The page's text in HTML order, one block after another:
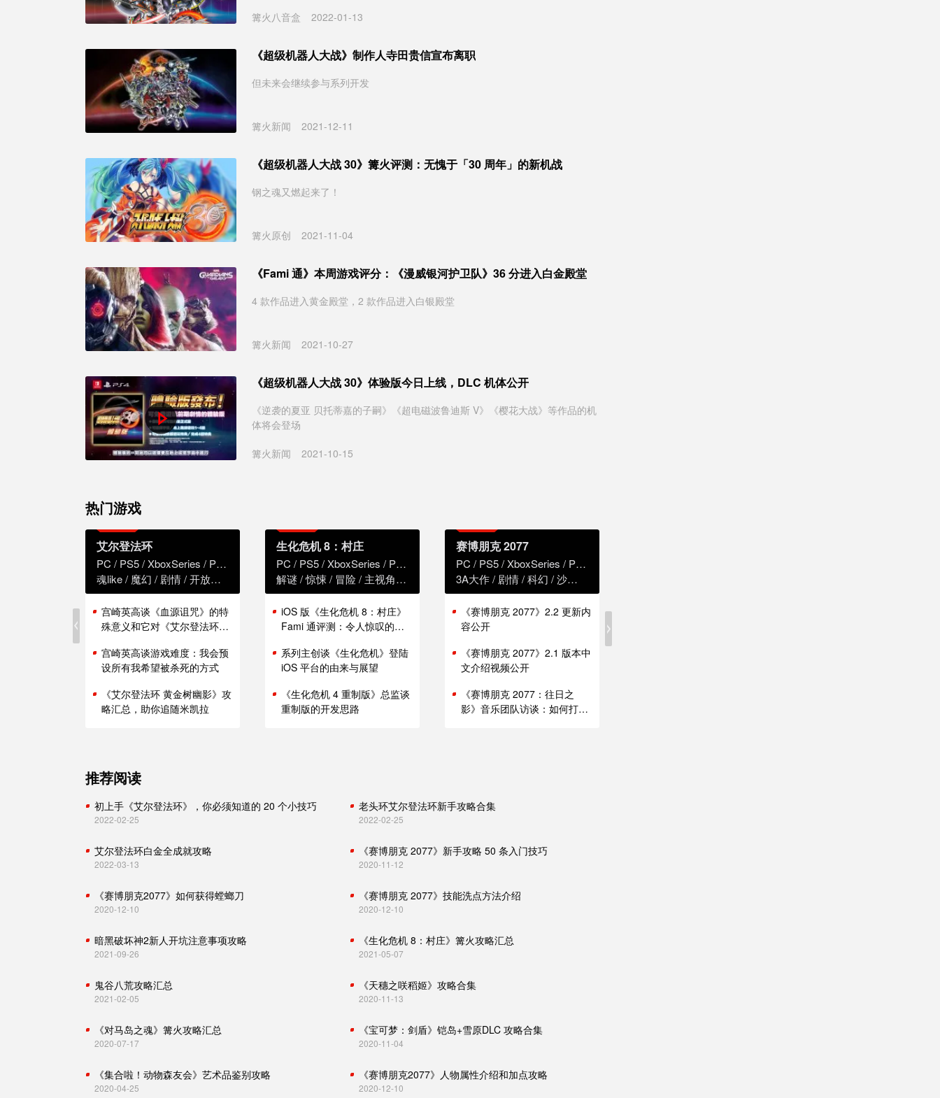
篝火八音盒 2022-01-13
《超级机器人大战》制作人寺田贵信宣布离职
但未来会继续参与系列开发
篝火新闻 2021-12-11
《超级机器人大战 30》篝火评测：无愧于「30 周年」的新机战
钢之魂又燃起来了！
篝火原创 2021-11-04
《Fami 通》本周游戏评分：《漫威银河护卫队》36 分进入白金殿堂
4 款作品进入黄金殿堂，2 款作品进入白银殿堂
篝火新闻 2021-10-27
《超级机器人大战 30》体验版今日上线，DLC 机体公开
《逆袭的夏亚 贝托蒂嘉的子嗣》《超电磁波鲁迪斯 V》《樱花大战》等作品的机
体将会登场
篝火新闻 2021-10-15
热门游戏
艾尔登法环
PC PS5 XboxSeries PS4
XboxOne
魂like
魔幻 剧情 开放世界
宫崎英高谈《血源诅咒》的特
殊意义和它对《艾尔登法环》
宫崎英高谈游戏难度：我会预
设所有我希望被杀死的方式
《艾尔登法环 黄金树幽影》攻
略汇总，助你追随米凯拉
生化危机 8：村庄
PC PS5 XboxSeries PS4
XboxOne
解谜 惊悚 冒险 主视角 恐怖
iOS 版《生化危机 8：村庄》
Fami 通评测：令人惊叹的性
系列主创谈《生化危机》登陆
iOS 平台的由来与展望
《生化危机 4 重制版》总监谈
重制版的开发思路
赛博朋克 2077
PC PS5 XboxSeries PS4
3A大作
剧情 科幻 沙盒
《赛博朋克 2077》2.2 更新内
容公开
《赛博朋克 2077》2.1 版本中
文介绍视频公开
《赛博朋克 2077：往日之
影》音乐团队访谈：如何打造
推荐阅读
初上手《艾尔登法环》，你必须知道的 20 个小技巧
2022-02-25
老头环艾尔登法环新手攻略合集
2022-02-25
艾尔登法环白金全成就攻略
2022-03-13
《赛博朋克 2077》新手攻略 50 条入门技巧
2020-11-12
《赛博朋克2077》如何获得螳螂刀
2020-12-10
《赛博朋克 2077》技能洗点方法介绍
2020-12-10
暗黑破坏神2新人开坑注意事项攻略
2021-09-26
《生化危机 8：村庄》篝火攻略汇总
2021-05-07
鬼谷八荒攻略汇总
2021-02-05
《天穗之咲稻姬》攻略合集
2020-11-13
《对马岛之魂》篝火攻略汇总
2020-07-17
《宝可梦：剑盾》铠岛+雪原DLC 攻略合集
2020-11-04
《集合啦！动物森友会》艺术品鉴别攻略
2020-04-25
《赛博朋克2077》人物属性介绍和加点攻略
2020-12-10